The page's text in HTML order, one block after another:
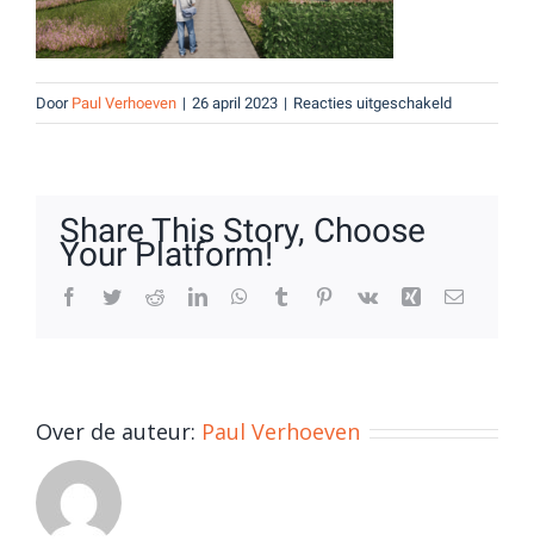
Door Paul Verhoeven | 26 april 2023 | Reacties uitgeschakeldvoor
Image
Share This Story, Choose
Your Platform!
Facebook
TwitterRedditLinkedInWhatsApp
Tumblr Pinterest
Vk Xing E-
Over de auteur: Paul Verhoeven